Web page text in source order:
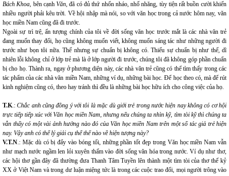
Bách Khoa, bên cạnhVăn, đã có đủ thứ nhốn nháo, nhố nhăng, tùy tiện rất buồn cười khiến
nhiều người phải kêu trời. Về hội nhập mà nói, so với văn học trong cả nước hôm nay, văn
học miền Nam cũng đã đi trước.
Ngoài sự trì trệ, ấn tượng chính của tôi về đời sống văn học trước mắt là các nhà văn trẻ
đang muốn thay đổi, họ cũng không muốn viết, không muốn sáng tác như những người đi
trước như bọn tôi nữa. Thế nhưng sự chuẩn bị không có. Thiếu sự chuẩn bị như thế, dĩ
nhiên lỗi không chỉ ở lớp trẻ mà là ở lớp người đi trước, chúng tôi đã không góp phần chuẩn
bị cho họ. Thành ra, ngay ở phương diện này, các nhà văn trẻ cũng có thể tìm thấy trong các
tác phẩm của các nhà văn miền Nam, những ví dụ, những bài học. Để học theo có, mà để rút
kinh nghiệm cũng có, theo hay tránh thì đều là những bài học hữu ích cho công việc của họ.
T.K.: Chắc anh cũng đồng ý với tôi là mặc dù giới trẻ trong nước hiện nay không có cơ hội
trực tiếp tiếp xúc với Văn học miền Nam, nhưng nếu chúng ta nhìn kỹ, tìm tòi kỹ thì chúng ta
vẫn thấy có một vài ảnh hưởng nào đó của Văn học miền Nam trên một số tác giả trẻ hiện
nay. Vậy anh có thể lý giải cụ thể thế nào về hiện tượng này?
V.T.N.: Mặc dù có bị đẩy vào bóng tối, những phần tốt đẹp trong Văn học miền Nam vẫn
như mạch nước ngầm len lỏi xuyên thấm vào đời sống văn hóa trong nước. Ví dụ như thơ,
các hội thơ gần đây đã thường đưa Thanh Tâm Tuyền lên thành một tìm tòi của thơ thế kỷ
XX ở Việt Nam và trong dư luận miệng tức là trong các cuộc trao đổi, mọi người trông vào